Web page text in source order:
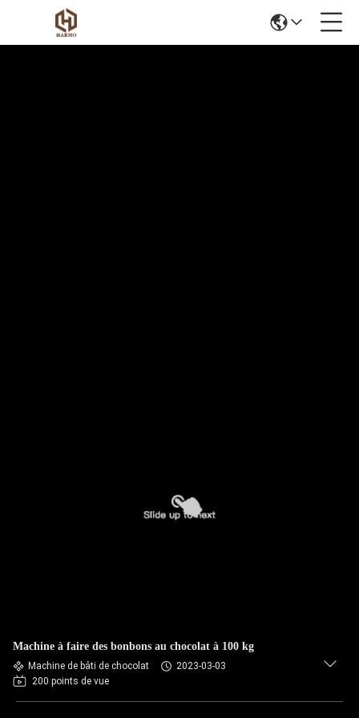
Machine à faire des bonbons au chocolat à 100 kg
Machine de bâti de chocolat
2023-03-03
200 points de vue